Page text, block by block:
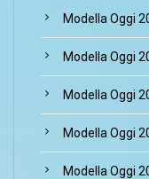
Modella Oggi
Modella Oggi
Modella Oggi
Modella Oggi
Modella Oggi